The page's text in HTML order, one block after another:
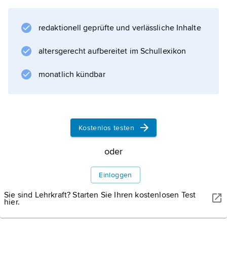
systematischen Gruppen (z. B. Arten,
molekularbiologischen Methoden. Die DNA
bietet sich wie kein anderes Biopolymer für
Verwandtschaftsanalysen an, da in ihr die
Unterschiede in der Nukleotidsequenz der
Verwandtschaftsgrad
redaktionell geprüfte und verlässliche Inhalte
altersgerecht aufbereitet im Schullexikon
monatlich kündbar
Kostenlos testen
oder
Einloggen
Sie sind Lehrkraft? Starten Sie Ihren kostenlosen Test
hier.